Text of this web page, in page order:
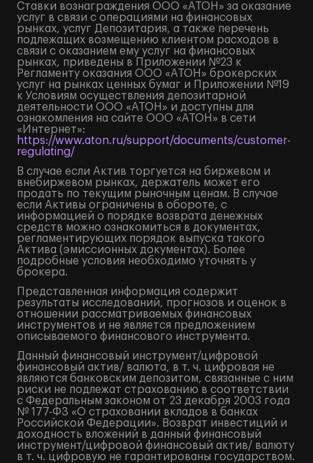
Ставки вознаграждения ООО «АТОН» за оказание
услуг в связи с операциями на финансовых
рынках, услуг Депозитария, а также перечень
подлежащих возмещению клиентом расходов в
связи с оказанием ему услуг на финансовых
рынках, приведены в Приложении №23 к
Регламенту оказания ООО «АТОН» брокерских
услуг на рынках ценных бумаг и Приложении №19
к Условиям осуществления депозитарной
деятельности ООО «АТОН» и доступны для
ознакомления на сайте ООО «АТОН» в сети
«Интернет»:
https://www.aton.ru/support/documents/customer-
regulating/
В случае если Актив торгуется на биржевом и
внебиржевом рынках, держатель может его
продать по текущим рыночным ценам. В случае
если Активы ограничены в обороте, с
информацией о порядке возврата денежных
средств можно ознакомиться в документах,
регламентирующих порядок выпуска такого
Актива (эмиссионных документах). Более
подробные условия необходимо уточнять у
брокера.
Представленная информация содержит
результаты исследований, прогнозов и оценок в
отношении рассматриваемых финансовых
инструментов и не является предложением
описываемого финансового инструмента.
Данный финансовый инструмент/цифровой
финансовый актив/ валюта, в т. ч. цифровая не
являются банковским депозитом, связанные с ним
риски не подлежат страхованию в соответствии
с Федеральным законом от 23 декабря 2003 года
№ 177-ФЗ «О страховании вкладов в банках
Российской Федерации». Возврат инвестиций и
доходность вложений в данный финансовый
инструмент/цифровой финансовый актив/ валюту
в т. ч. цифровую не гарантированы государством.